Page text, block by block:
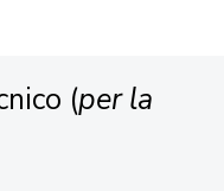
(per la